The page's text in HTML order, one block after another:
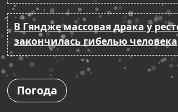
В Гяндже массовая драка у
закончилась гибелью человека
Погода